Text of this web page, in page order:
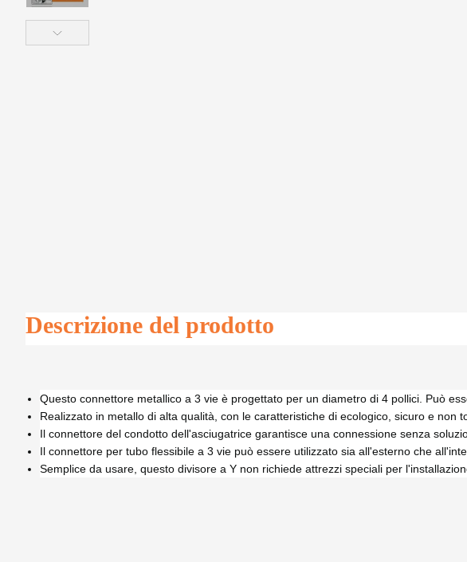
Descrizione del prodotto
Questo connettore metallico a 3 vie è progettato per un diametro di 4 pollici. Può
Realizzato in metallo di alta qualità, con le caratteristiche di ecologico, sicuro e non
Il connettore del condotto dell'asciugatrice garantisce una connessione senza
Il connettore per tubo flessibile a 3 vie può essere utilizzato sia all'esterno che
Semplice da usare, questo divisore a Y non richiede attrezzi speciali per